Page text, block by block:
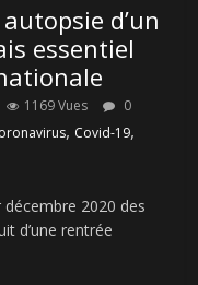
d’un
essentiel
1169 Vues
0
, Covid-19,
2020 des
d’une rentrée